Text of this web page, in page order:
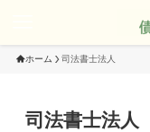
ホーム 司法書士法人
司法書士法人